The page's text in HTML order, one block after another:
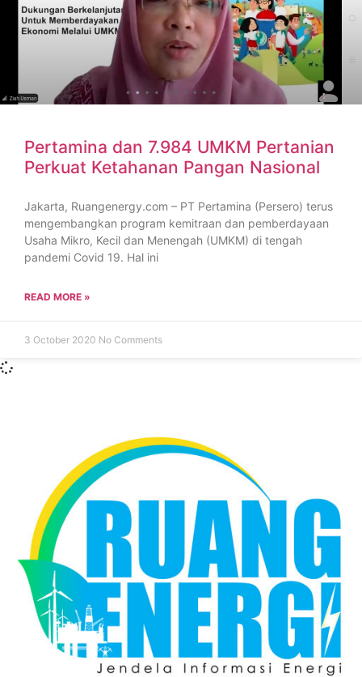
Pertamina dan 7.984 UMKM Pertanian
Perkuat Ketahanan Pangan Nasional
Jakarta, Ruangenergy.com – PT Pertamina (Persero) terus
mengembangkan program kemitraan dan pemberdayaan
Usaha Mikro, Kecil dan Menengah (UMKM) di tengah
pandemi Covid 19. Hal ini
READ MORE »
3 October 2020 No Comments